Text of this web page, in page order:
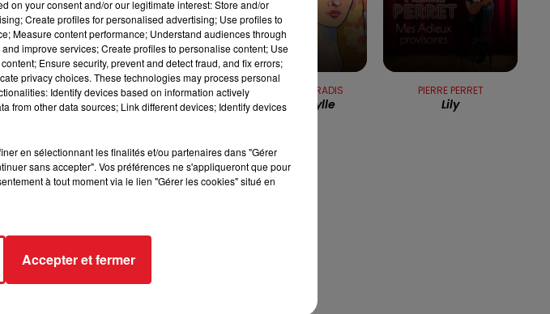
7h00 - 10h00
RDL WEEK-END
toute une soirée.
par les pompiers à l’aide
ans de prison et 30.000
VANESSA PARADIS
Divine Idylle
PIERRE PERRET
Lily
on your consent and/or our legitimate interest: Store and/or
Create profiles for personalised advertising; Use profiles to
Measure content performance; Understand audiences through
improve services; Create profiles to personalise content; Use
Ensure security, prevent and detect fraud, and fix errors;
privacy choices. These technologies may process personal
Identify devices based on information actively
from other data sources; Link different devices; Identify devices
en sélectionnant les finalités et/ou partenaires dans "Gérer
sans accepter". Vos préférences ne s'appliqueront que pour
à tout moment via le lien "Gérer les cookies" situé en
Accepter et fermer